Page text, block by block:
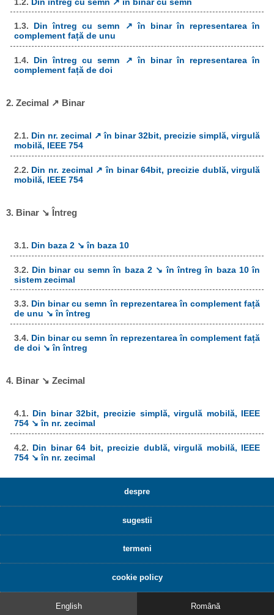
1.3. Din întreg cu semn ↗ în binar în representarea în
complement față de unu
1.4. Din întreg cu semn ↗ în binar în representarea în
complement față de doi
2. Zecimal ↗ Binar
2.1. Din nr. zecimal ↗ în binar 32bit, precizie simplă, virgulă
mobilă, IEEE 754
2.2. Din nr. zecimal ↗ în binar 64bit, precizie dublă, virgulă
mobilă, IEEE 754
3. Binar ↘ Întreg
3.1. Din baza 2 ↘ în baza 10
3.2. Din binar cu semn în baza 2 ↘ în întreg în baza 10 în
sistem zecimal
3.3. Din binar cu semn în reprezentarea în complement față
de unu ↘ în întreg
3.4. Din binar cu semn în reprezentarea în complement față
de doi ↘ în întreg
4. Binar ↘ Zecimal
4.1. Din binar 32bit, precizie simplă, virgulă mobilă, IEEE
754 ↘ în nr. zecimal
4.2. Din binar 64 bit, precizie dublă, virgulă mobilă, IEEE
754 ↘ în nr. zecimal
despre
sugestii
termeni
cookie policy
English Română